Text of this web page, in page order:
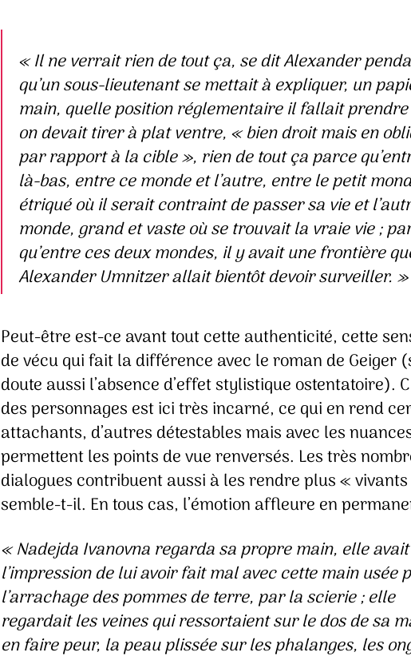
« Il ne verrait rien de tout ça, se dit Alexander
qu’un sous-lieutenant se mettait à expliquer, un
main, quelle position réglementaire il fallait
on devait tirer à plat ventre, « bien droit mais en
par rapport à la cible », rien de tout ça parce
là-bas, entre ce monde et l’autre, entre le petit
étriqué où il serait contraint de passer sa vie et
monde, grand et vaste où se trouvait la vraie vie ;
qu’entre ces deux mondes, il y avait une frontière
Alexander Umnitzer allait bientôt devoirsurveiller. »
Peut-être est-ce avant tout cette authenticité, cette
de vécu qui fait la différence avec le roman de Geiger
doute aussi l’absence d’effet stylistique ostentatoire).
des personnages est ici très incarné, ce qui en rend
attachants, d’autres détestables mais avec les
permettent les points de vue renversés. Les très
dialogues contribuent aussi à les rendre plus «
semble-t-il. En tous cas, l’émotion affleure en
« Nadejda Ivanovna regarda sa propre main, elle avait
l’impression de lui avoir fait mal avec cette main usée
l’arrachage des pommes de terre, par la scierie ; elle
regardait les veines qui ressortaient sur le dos de sa
en faire peur, la peau plissée sur les phalanges, les